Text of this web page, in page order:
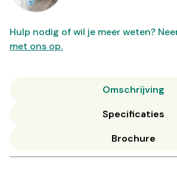
Hulp nodig of wil je meer weten?
met ons op.
Omschrijving
Specificaties
Brochure